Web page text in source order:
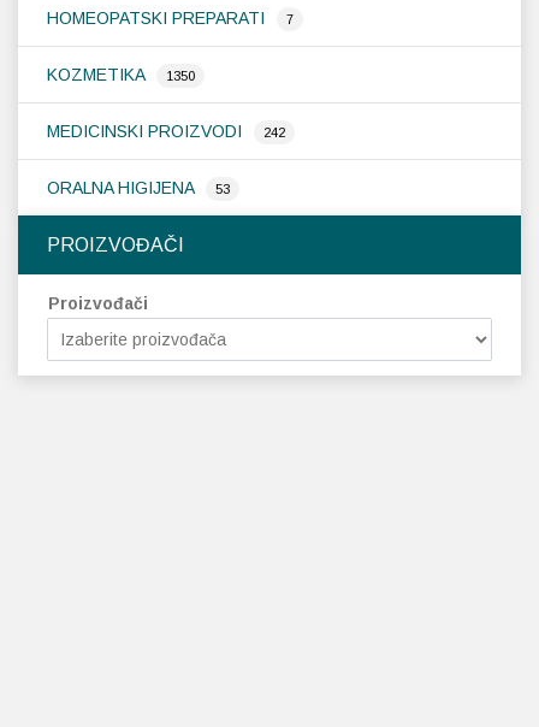
HOMEOPATSKI PREPARATI 7
KOZMETIKA 1350
MEDICINSKI PROIZVODI 242
ORALNA HIGIJENA 53
PROIZVOĐAČI
Proizvođači